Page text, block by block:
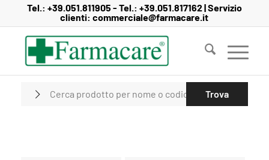
contenuto
navigazione
Tel.: +39.051.811905 - Tel.: +39.051.817162| Servizio
clienti:commerciale@farmacare.it